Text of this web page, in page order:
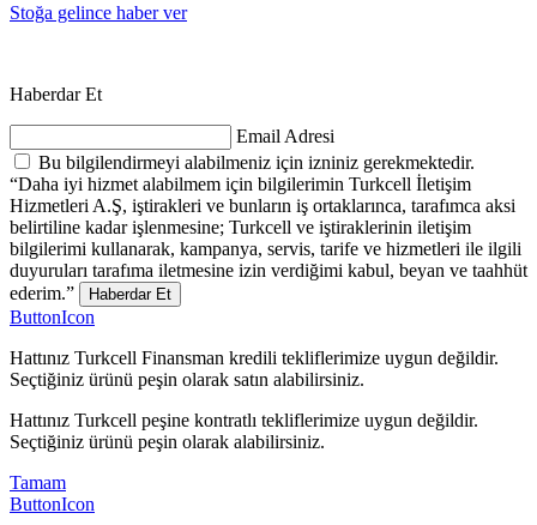
Stoğa gelince haber ver
Haberdar Et
Email Adresi
Bu bilgilendirmeyi alabilmeniz için izniniz gerekmektedir.
“Daha iyi hizmet alabilmem için bilgilerimin Turkcell İletişim
Hizmetleri A.Ş, iştirakleri ve bunların iş ortaklarınca, tarafımca aksi
belirtiline kadar işlenmesine; Turkcell ve iştiraklerinin iletişim
bilgilerimi kullanarak, kampanya, servis, tarife ve hizmetleri ile ilgili
duyuruları tarafıma iletmesine izin verdiğimi kabul, beyan ve taahhüt
ederim.”
Haberdar Et
ButtonIcon
Hattınız Turkcell Finansman kredili tekliflerimize uygun değildir.
Seçtiğiniz ürünü peşin olarak satın alabilirsiniz.
Hattınız Turkcell peşine kontratlı tekliflerimize uygun değildir.
Seçtiğiniz ürünü peşin olarak alabilirsiniz.
Tamam
ButtonIcon